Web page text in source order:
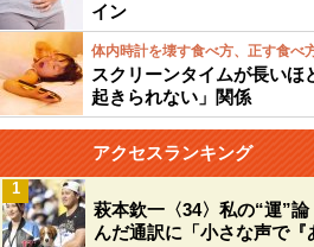
イン
体内時計を壊す食べ方、正す食べ
スクリーンタイムが長い
起きられない」関係
アクセスランキング
萩本欽一〈34〉私の“運”
んだ通訳に「小さな声で『
1